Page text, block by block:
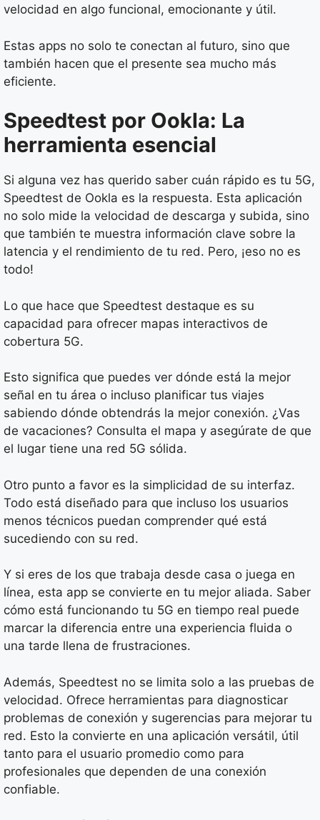
velocidad en algo funcional, emocionante y útil.
Estas apps no solo te conectan al futuro, sino que
también hacen que el presente sea mucho más
eficiente.
Speedtest por Ookla: La
herramienta esencial
Si alguna vez has querido saber cuán rápido es tu 5G,
Speedtest de Ookla es la respuesta. Esta aplicación
no solo mide la velocidad de descarga y subida, sino
que también te muestra información clave sobre la
latencia y el rendimiento de tu red. Pero, ¡eso no es
todo!
Lo que hace que Speedtest destaque es su
capacidad para ofrecer mapas interactivos de
cobertura 5G.
Esto significa que puedes ver dónde está la mejor
señal en tu área o incluso planificar tus viajes
sabiendo dónde obtendrás la mejor conexión. ¿Vas
de vacaciones? Consulta el mapa y asegúrate de que
el lugar tiene una red 5G sólida.
Otro punto a favor es la simplicidad de su interfaz.
Todo está diseñado para que incluso los usuarios
menos técnicos puedan comprender qué está
sucediendo con su red.
Y si eres de los que trabaja desde casa o juega en
línea, esta app se convierte en tu mejor aliada. Saber
cómo está funcionando tu 5G en tiempo real puede
marcar la diferencia entre una experiencia fluida o
una tarde llena de frustraciones.
Además, Speedtest no se limita solo a las pruebas de
velocidad. Ofrece herramientas para diagnosticar
problemas de conexión y sugerencias para mejorar tu
red. Esto la convierte en una aplicación versátil, útil
tanto para el usuario promedio como para
profesionales que dependen de una conexión
confiable.